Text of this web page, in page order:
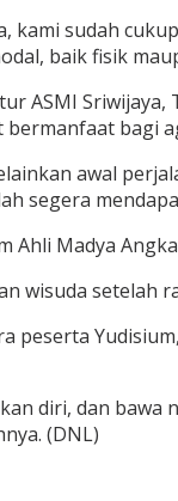
kami sudah
baik fisik
ASMI
bagi
awal
segera
Ahli Madya
wisuda setelah
peserta
diri, dan
(DNL)